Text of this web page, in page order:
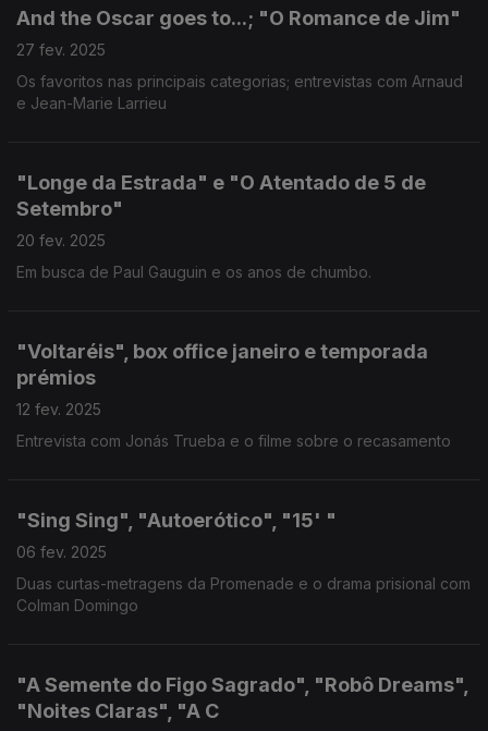
And the Oscar goes to...; "O Romance de Jim"
27 fev. 2025
Os favoritos nas principais categorias; entrevistas com Arnaud
e Jean-Marie Larrieu
"Longe da Estrada" e "O Atentado de 5 de
Setembro"
20 fev. 2025
Em busca de Paul Gauguin e os anos de chumbo.
"Voltaréis", box office janeiro e temporada
prémios
12 fev. 2025
Entrevista com Jonás Trueba e o filme sobre o recasamento
"Sing Sing", "Autoerótico", "15' "
06 fev. 2025
Duas curtas-metragens da Promenade e o drama prisional com
Colman Domingo
"A Semente do Figo Sagrado", "Robô Dreams",
"Noites Claras", "A C